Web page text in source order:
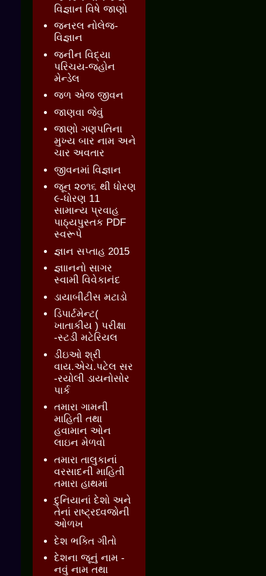
વિજ્ઞાન વિષે જાણો
જનરલ નોલેજ-
વિજ્ઞાન
જનીન વિદ્યા
પરિચય-જ્હોન
મેન્ડેલ
જળ એજ જીવન
જાણવા જેવું
જાણો ગણપતિના
મુખ્ય બાર નામ અને
ચાર અવતાર
જીવનમાં વિજ્ઞાન
જૂન ૨૦૧૬ થી ધોરણ
૯-ધોરણ 11
સામાન્ય પ્રવાહ
પાઠ્યપુસ્તક PDF
સ્વરૂપે
જ્ઞાન સપ્તાહ 2015
જ્ઞાાનનો સાગર
સ્વામી વિવેકાનંદ
ડાયાબીટીસ મટાડો
ડિપાર્ટમેન્ટ(
ખાતાકીય ) પરીક્ષા
-સ્ટડી મટેરિયલ
ડીઇઓ શ્રી
વાય.એચ.પટેલ સર
-રયોલી ડાયનોસોર
પાર્ક
તમારા ગામની
માહિતી તથા
હવામાન ઓન
લાઇન મેળવો
તમારા તાલુકાનાં
વરસાદની માહિતી
તમારા હાથમાં
દુનિયાનાં દેશો અને
તેનાં રાષ્ટ્રધ્વજોની
ઓળખ
દેશ ભક્તિ ગીતો
દેશના જૂનું નામ -
નવું નામ તથા